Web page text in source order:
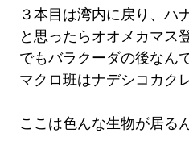
３本目は湾内に戻り、ハ
と思ったらオオメカマス
でもバラクーダの後なん
マクロ班はナデシコカク
ここは色んな生物が居る